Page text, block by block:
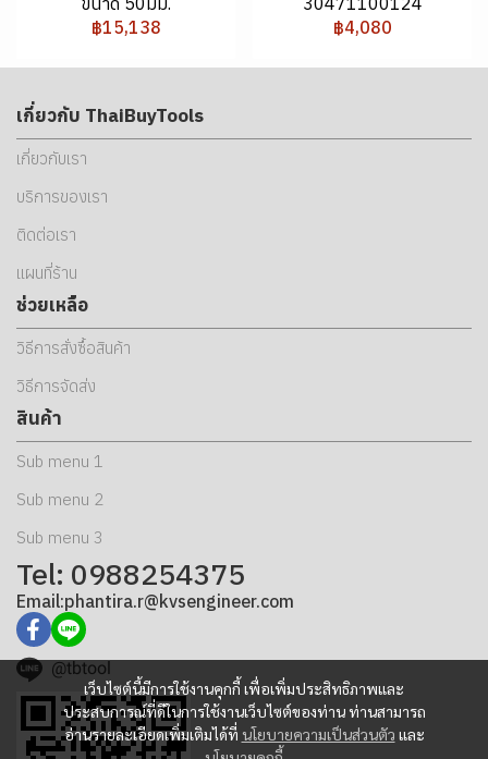
฿15,138
฿4,080
เว็บไซต์นี้มีการใช้งานคุกกี้ เพื่อเพิ่มประสิทธิภาพและ
ประสบการณ์ที่ดีในการใช้งานเว็บไซต์ของท่าน ท่านสามารถ
อ่านรายละเอียดเพิ่มเติมได้ที่ นโยบายความเป็นส่วนตัว และ
เกี่ยวกับ ThaiBuyTools
เกี่ยวกับเรา
บริการของเรา
ติดต่อเรา
แผนที่ร้าน
ช่วยเหลือ
วิธีการสั่งซื้อสินค้า
วิธีการจัดส่ง
สินค้า
Sub menu 1
Sub menu 2
Sub menu 3
Tel: 0988254375
Email:phantira.r@kvsengineer.com
@tbtool